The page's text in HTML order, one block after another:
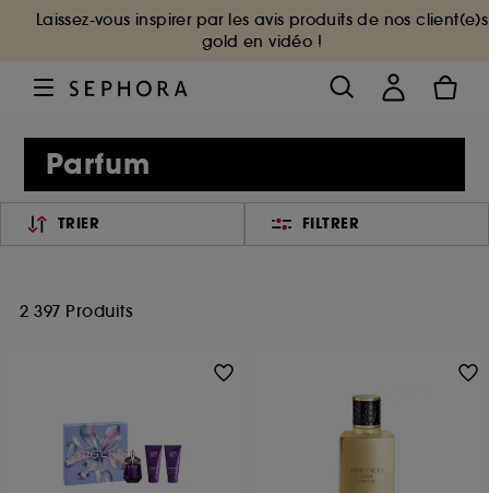
Laissez-vous inspirer par les avis produits de nos client(e)s
gold en vidéo !
Parfum
TRIER FILTRER
2 397 Produits